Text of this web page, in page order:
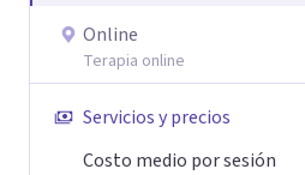
Online
Terapia online
Servicios y precios
Costo medio por sesión